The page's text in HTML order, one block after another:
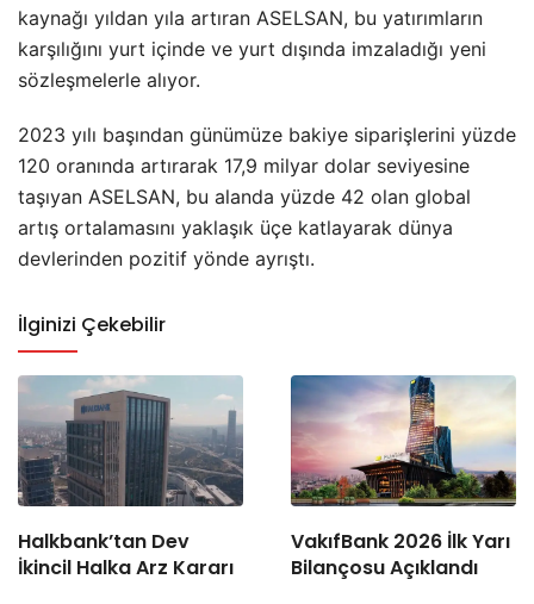
kaynağı yıldan yıla artıran ASELSAN, bu yatırımların
karşılığını yurt içinde ve yurt dışında imzaladığı yeni
sözleşmelerle alıyor.
2023 yılı başından günümüze bakiye siparişlerini yüzde
120 oranında artırarak 17,9 milyar dolar seviyesine
taşıyan ASELSAN, bu alanda yüzde 42 olan global
artış ortalamasını yaklaşık üçe katlayarak dünya
devlerinden pozitif yönde ayrıştı.
İlginizi Çekebilir
Halkbank’tan Dev
İkincil Halka Arz Kararı
VakıfBank 2026 İlk Yarı
Bilançosu Açıklandı